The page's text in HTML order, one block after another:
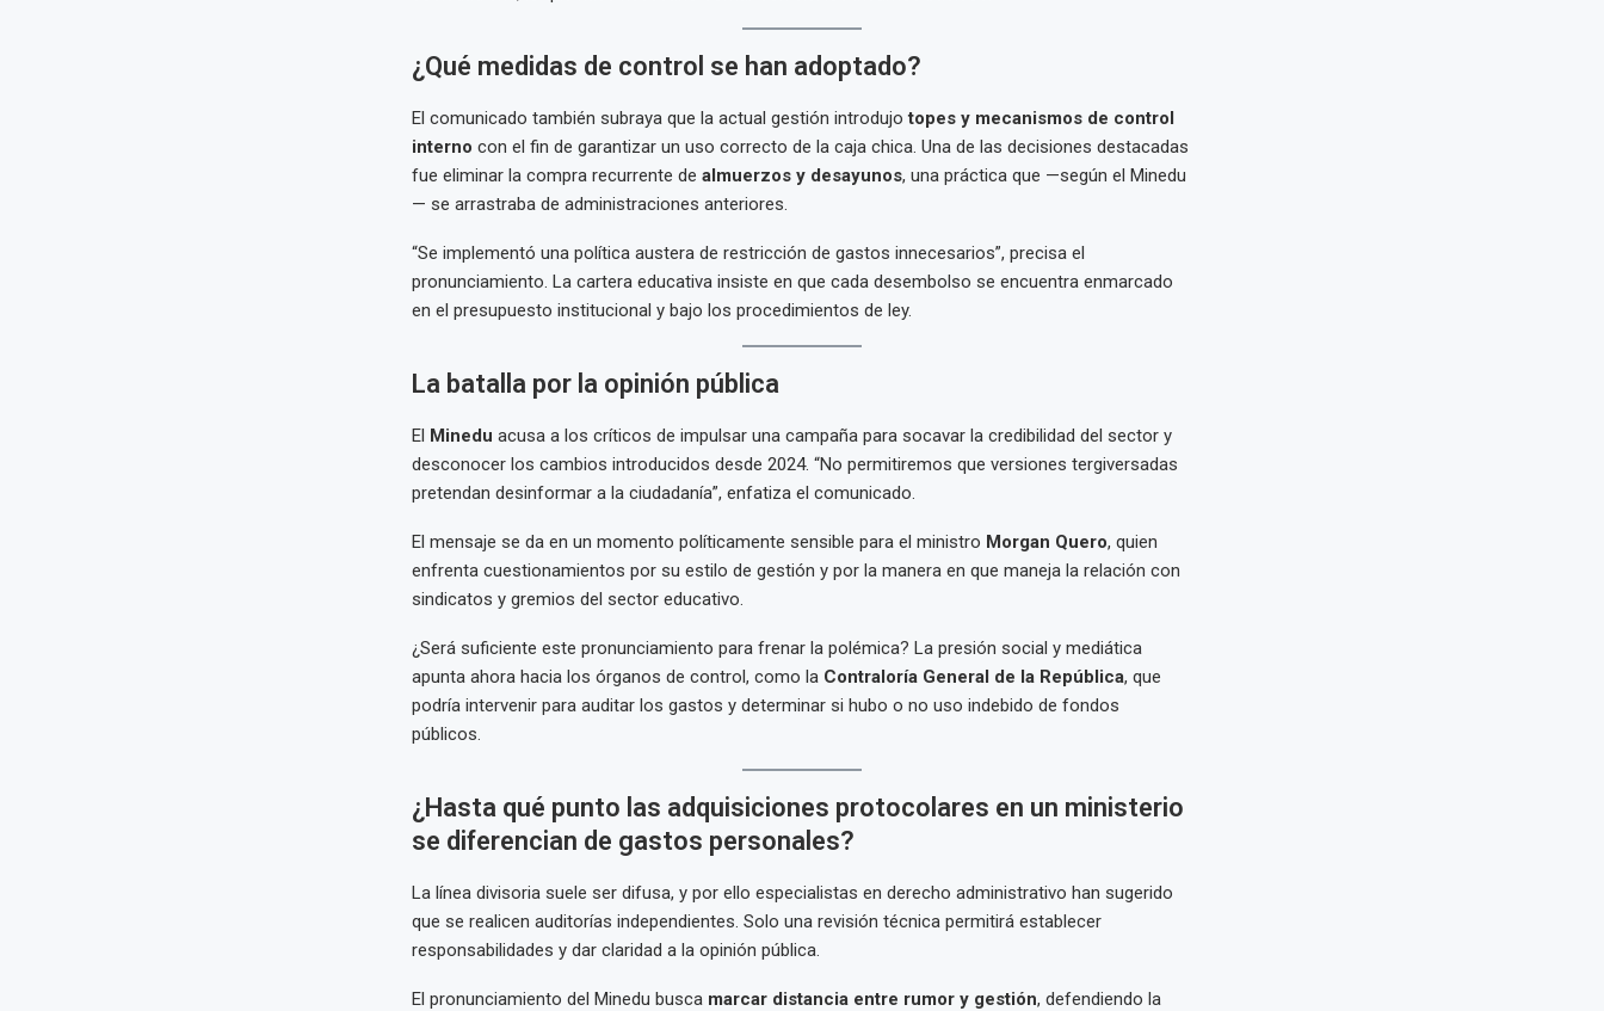
¿Qué medidas de control se han adoptado?
El comunicado también subraya que la actual gestión introdujotopes y mecanismos de control
interno con el fin de garantizar un uso correcto de la caja chica. Una de las decisiones destacadas
fue eliminar la compra recurrente de almuerzos y desayunos, una práctica que —según el Minedu
— se arrastraba de administraciones anteriores.
“Se implementó una política austera de restricción de gastos innecesarios”, precisa el
pronunciamiento. La cartera educativa insiste en que cada desembolso se encuentra enmarcado
en el presupuesto institucional y bajo los procedimientos de ley.
La batalla por la opinión pública
El Minedu acusa a los críticos de impulsar una campaña para socavar la credibilidad del sector y
desconocer los cambios introducidos desde 2024. “No permitiremos que versiones tergiversadas
pretendan desinformar a la ciudadanía”, enfatiza el comunicado.
El mensaje se da en un momento políticamente sensible para el ministro Morgan Quero, quien
enfrenta cuestionamientos por su estilo de gestión y por la manera en que maneja la relación con
sindicatos y gremios del sector educativo.
¿Será suficiente este pronunciamiento para frenar la polémica? La presión social y mediática
apunta ahora hacia los órganos de control, como la Contraloría General de la República, que
podría intervenir para auditar los gastos y determinar si hubo o no uso indebido de fondos
públicos.
¿Hasta qué punto las adquisiciones protocolares en un ministerio
se diferencian de gastos personales?
La línea divisoria suele ser difusa, y por ello especialistas en derecho administrativo han sugerido
que se realicen auditorías independientes. Solo una revisión técnica permitirá establecer
responsabilidades y dar claridad a la opinión pública.
El pronunciamiento del Minedu busca marcar distancia entre rumor y gestión, defendiendo la